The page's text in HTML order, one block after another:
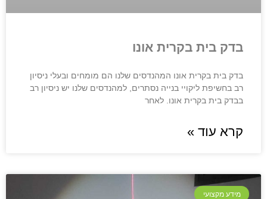
בדק בית בקרית אונו
בדק בית בקרית אונו המהנדסים שלנו הם מומחים ובעלי ניסיון
רב בחשיפת ליקויי בנייה נסתרים, למהנדסים שלנו יש ניסיון רב
בבדק בית בקרית אונו. לאחר
קרא עוד »
מידע מקצועי